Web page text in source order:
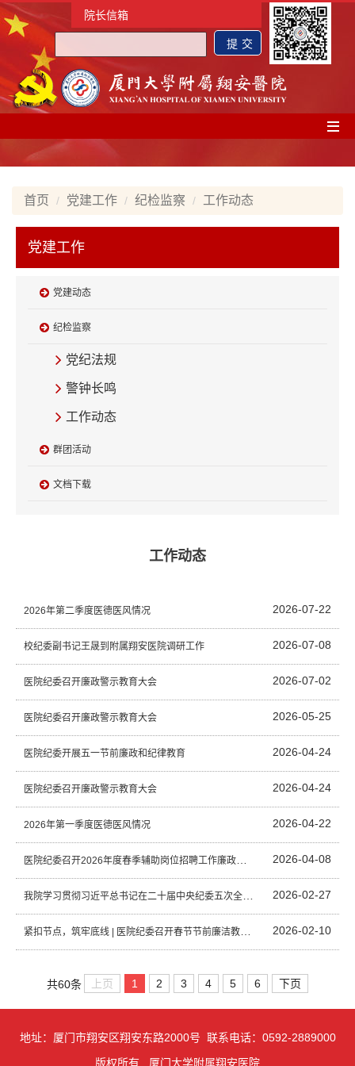
院长信箱
首页 党建工作 纪检监察 工作动态
党建工作
党建动态
纪检监察
党纪法规
警钟长鸣
工作动态
群团活动
文档下载
工作动态
2026年第二季度医德医风情况 2026-07-22
校纪委副书记王晟到附属翔安医院调研工作 2026-07-08
医院纪委召开廉政警示教育大会 2026-07-02
医院​纪委召开廉政警示教育大会 2026-05-25
医院纪委开展五一节前廉政和纪律教育 2026-04-24
医院纪委召开廉政警示教育大会 2026-04-24
2026年第一季度医德医风情况 2026-04-22
2026-04-08
2026-02-27
2026-02-10
共60条 上页 1 2 3 4 5 6 下页
地址：厦门市翔安区翔安东路2000号 联系电话：0592-2889000
版权所有 厦门大学附属翔安医院